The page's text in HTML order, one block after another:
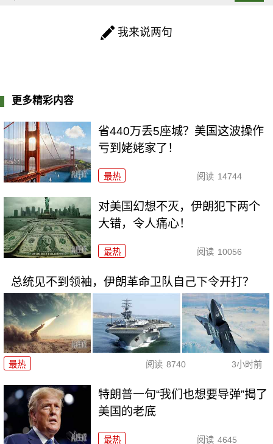
我来说两句
更多精彩内容
省440万丢5座城？美国这波操作
亏到姥姥家了！
最热 阅读 14744
对美国幻想不灭，伊朗犯下两个
大错，令人痛心！
最热 阅读 10056
总统见不到领袖，伊朗革命卫队自己下令开打？
最热 阅读 8740 3小时前
特朗普一句“我们也想要导弹”揭了
美国的老底
最热 阅读 4645